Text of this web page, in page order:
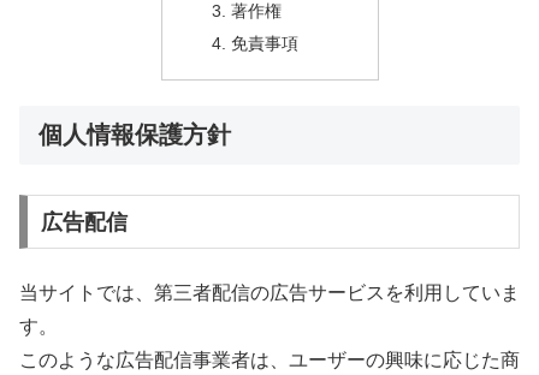
著作権
免責事項
個人情報保護方針
広告配信
当サイトでは、第三者配信の広告サービスを利用していま
す。
このような広告配信事業者は、ユーザーの興味に応じた商